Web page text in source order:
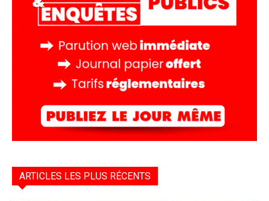
ARTICLES LES PLUS RÉCENTS